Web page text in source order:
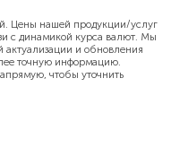
Цены нашей продукции/услуг
с динамикой курса валют. Мы
и обновления
точную информацию.
чтобы уточнить